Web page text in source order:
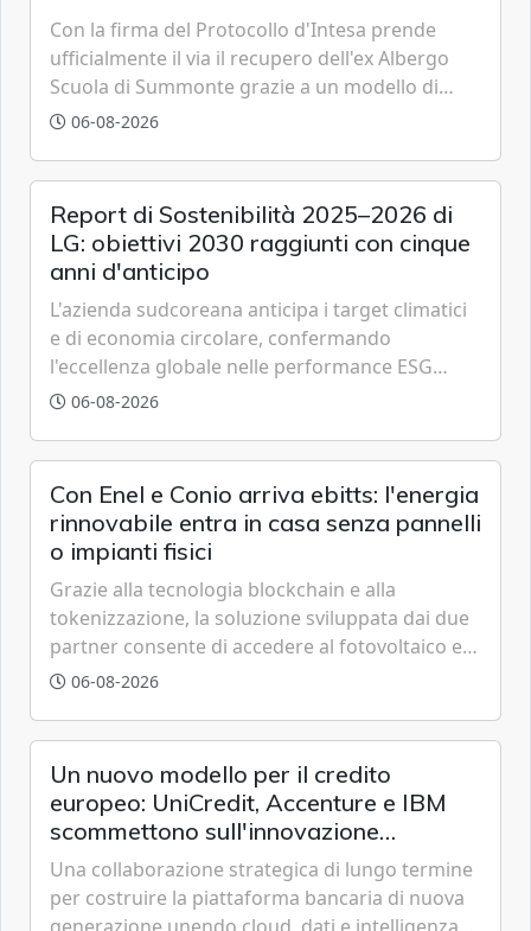
Con la firma del Protocollo d'Intesa prende
ufficialmente il via il recupero dell'ex Albergo
Scuola di Summonte grazie a un modello di
partenariato pubblico-privato e a una rete di
06-08-2026
Report di Sostenibilità 2025–2026 di
LG: obiettivi 2030 raggiunti con cinque
anni d'anticipo
L'azienda sudcoreana anticipa i target climatici
e di economia circolare, confermando
l'eccellenza globale nelle performance ESG
grazie a innovazione, accessibilità e governance
06-08-2026
Con Enel e Conio arriva ebitts: l'energia
rinnovabile entra in casa senza pannelli
o impianti fisici
Grazie alla tecnologia blockchain e alla
tokenizzazione, la soluzione sviluppata dai due
partner consente di accedere al fotovoltaico e
all'eolico ottenendo risparmi diretti in bolletta,
06-08-2026
Un nuovo modello per il credito
europeo: UniCredit, Accenture e IBM
scommettono sull'innovazione
tecnologica
Una collaborazione strategica di lungo termine
per costruire la piattaforma bancaria di nuova
generazione unendo cloud, dati e intelligenza